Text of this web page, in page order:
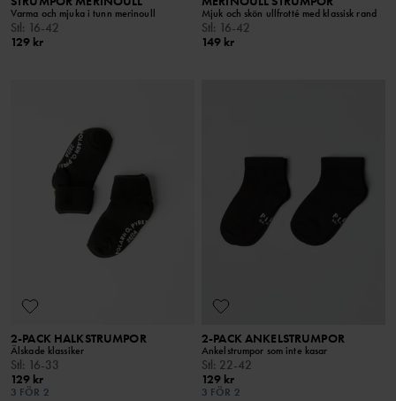
Varma och mjuka i tunn merinoull
Stl: 16-42
129 kr
Mjuk och skön ullfrotté med klassisk rand
Stl: 16-42
149 kr
2-PACK HALKSTRUMPOR
Älskade klassiker
Stl: 16-33
129 kr
3 FÖR 2
2-PACK ANKELSTRUMPOR
Ankelstrumpor som inte kasar
Stl: 22-42
129 kr
3 FÖR 2